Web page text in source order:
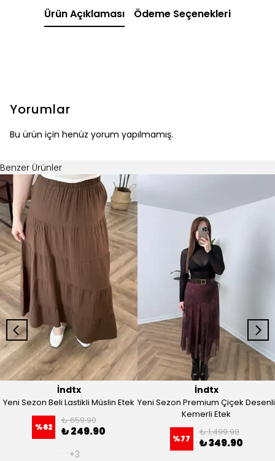
Ürün Açıklaması Ödeme Seçenekleri
Yorumlar
Bu ürün için henüz yorum yapılmamış.
Benzer Ürünler
İndtx
Yeni Sezon Beli Lastikli Müslin Etek
%62
₺ 659.90
₺ 249.90
+3
İndtx
Yeni Sezon Premium Çiçek Desenli
Kemerli Etek
%77
₺ 1,499.90
₺ 349.90